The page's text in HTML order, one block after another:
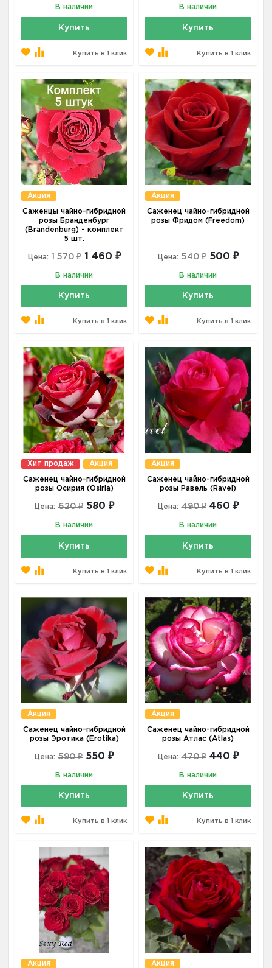
В наличии
Купить
Купить в 1 клик
В наличии
Купить
Купить в 1 клик
Акция
Саженцы чайно-гибридной
розы Бранденбург
(Brandenburg) - комплект
5 шт.
Цена: 1 570 ₽ 1 460 ₽
В наличии
Купить
Купить в 1 клик
Акция
Саженец чайно-гибридной
розы Фридом (Freedom)
Цена: 540 ₽ 500 ₽
В наличии
Купить
Купить в 1 клик
Хит продаж Акция
Саженец чайно-гибридной
розы Осирия (Osiria)
Цена: 620 ₽ 580 ₽
В наличии
Купить
Купить в 1 клик
Акция
Саженец чайно-гибридной
розы Равель (Ravel)
Цена: 490 ₽ 460 ₽
В наличии
Купить
Купить в 1 клик
Акция
Саженец чайно-гибридной
розы Эротика (Erotika)
Цена: 590 ₽ 550 ₽
В наличии
Купить
Купить в 1 клик
Акция
Саженец чайно-гибридной
розы Атлас (Atlas)
Цена: 470 ₽ 440 ₽
В наличии
Купить
Купить в 1 клик
Акция Акция